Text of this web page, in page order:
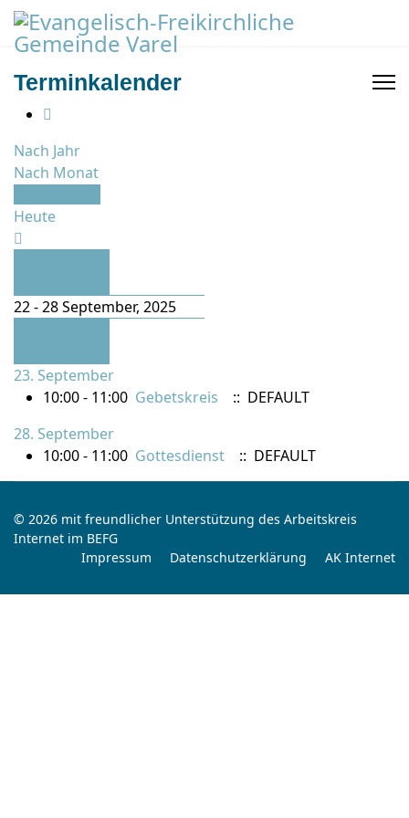
Terminkalender
Nach Jahr
Nach Monat
Heute
22 - 28 September, 2025
23. September
10:00 - 11:00 Gebetskreis
:: DEFAULT
28. September
10:00 - 11:00 Gottesdienst :: DEFAULT
© 2026 mit freundlicher Unterstützung des Arbeitskreis
Internet im BEFG
Impressum
Datenschutzerklärung AK Internet